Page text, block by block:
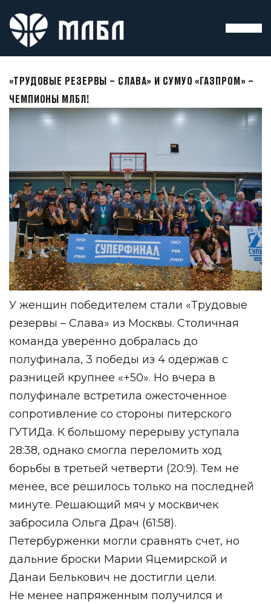
«ТРУДОВЫЕ РЕЗЕРВЫ – СЛАВА» И СУМУО «ГАЗПРОМ» –
ЧЕМПИОНЫ МЛБЛ!
У женщин победителем стали «Трудовые
резервы – Слава» из Москвы. Столичная
команда уверенно добралась до
полуфинала, 3 победы из 4 одержав с
разницей крупнее «+50». Но вчера в
полуфинале встретила ожесточенное
сопротивление со стороны питерского
ГУТИДа. К большому перерыву уступала
28:38, однако смогла переломить ход
борьбы в третьей четверти (20:9). Тем не
менее, все решилось только на последней
минуте. Решающий мяч у москвичек
забросила Ольга Драч (61:58).
Петербурженки могли сравнять счет, но
дальние броски Марии Яцемирской и
Данаи Белькович не достигли цели.
Не менее напряженным получился и